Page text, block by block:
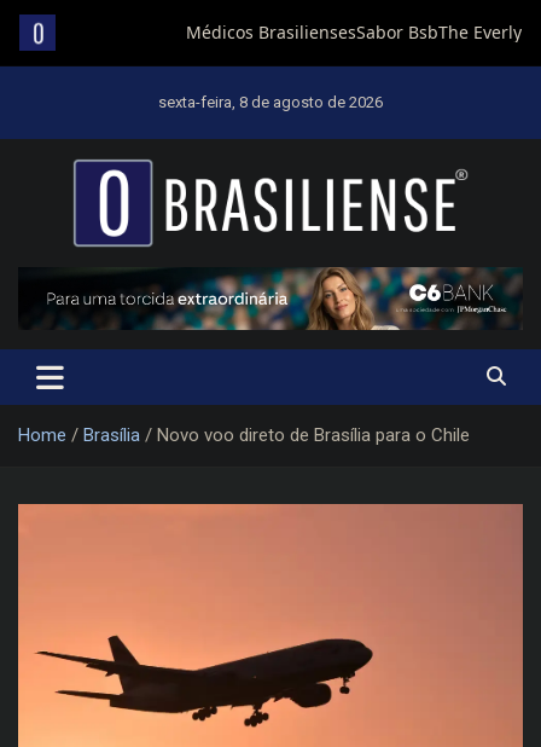
sexta-feira, 8 de agosto de 2026
Um diário de notícias que trabalha por Brasília
Home Brasília Novo voo direto de Brasília para o Chile